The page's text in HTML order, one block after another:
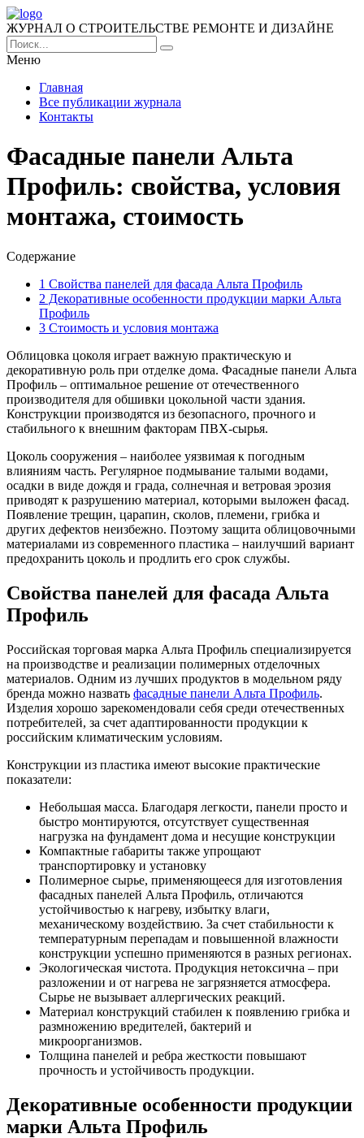
ЖУРНАЛ О СТРОИТЕЛЬСТВЕ РЕМОНТЕ И ДИЗАЙНЕ
Меню
Главная
Все публикации журнала
Контакты
Фасадные панели Альта
Профиль: свойства, условия
монтажа, стоимость
Содержание
1 Свойства панелей для фасада Альта Профиль
2 Декоративные особенности продукции марки Альта
Профиль
3 Стоимость и условия монтажа
Облицовка цоколя играет важную практическую и
декоративную роль при отделке дома. Фасадные панели Альта
Профиль – оптимальное решение от отечественного
производителя для обшивки цокольной части здания.
Конструкции производятся из безопасного, прочного и
стабильного к внешним факторам ПВХ-сырья.
Цоколь сооружения – наиболее уязвимая к погодным
влияниям часть. Регулярное подмывание талыми водами,
осадки в виде дождя и града, солнечная и ветровая эрозия
приводят к разрушению материал, которыми выложен фасад.
Появление трещин, царапин, сколов, племени, грибка и
других дефектов неизбежно. Поэтому защита облицовочными
материалами из современного пластика – наилучший вариант
предохранить цоколь и продлить его срок службы.
Свойства панелей для фасада Альта
Профиль
Российская торговая марка Альта Профиль специализируется
на производстве и реализации полимерных отделочных
материалов. Одним из лучших продуктов в модельном ряду
бренда можно назвать фасадные панели Альта Профиль.
Изделия хорошо зарекомендовали себя среди отечественных
потребителей, за счет адаптированности продукции к
российским климатическим условиям.
Конструкции из пластика имеют высокие практические
показатели:
Небольшая масса. Благодаря легкости, панели просто и
быстро монтируются, отсутствует существенная
нагрузка на фундамент дома и несущие конструкции
Компактные габариты также упрощают
транспортировку и установку
Полимерное сырье, применяющееся для изготовления
фасадных панелей Альта Профиль, отличаются
устойчивостью к нагреву, избытку влаги,
механическому воздействию. За счет стабильности к
температурным перепадам и повышенной влажности
конструкции успешно применяются в разных регионах.
Экологическая чистота. Продукция нетоксична – при
разложении и от нагрева не загрязняется атмосфера.
Сырье не вызывает аллергических реакций.
Материал конструкций стабилен к появлению грибка и
размножению вредителей, бактерий и
микроорганизмов.
Толщина панелей и ребра жесткости повышают
прочность и устойчивость продукции.
Декоративные особенности продукции
марки Альта Профиль